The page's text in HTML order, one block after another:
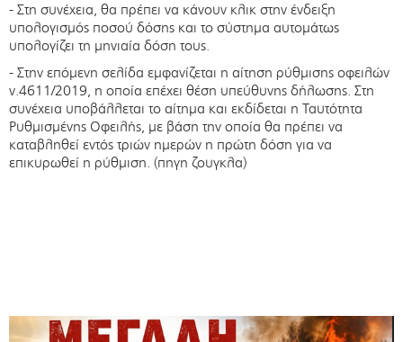
- Στη συνέχεια, θα πρέπει να κάνουν κλικ στην ένδειξη
υπολογισμός ποσού δόσης και το σύστημα αυτομάτως
υπολογίζει τη μηνιαία δόση τους.
- Στην επόμενη σελίδα εμφανίζεται η αίτηση ρύθμισης οφειλών
ν.4611/2019, η οποία επέχει θέση υπεύθυνης δήλωσης. Στη
συνέχεια υποβάλλεται το αίτημα και εκδίδεται η Ταυτότητα
Ρυθμισμένης Οφειλής, με βάση την οποία θα πρέπει να
καταβληθεί εντός τριών ημερών η πρώτη δόση για να
επικυρωθεί η ρύθμιση. (πηγη ζουγκλα)